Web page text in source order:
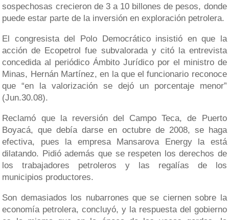
sospechosas crecieron de 3 a 10 billones de pesos, donde
puede estar parte de la inversión en exploración petrolera.
El congresista del Polo Democrático insistió en que la
acción de Ecopetrol fue subvalorada y citó la entrevista
concedida al periódico Ámbito Jurídico por el ministro de
Minas, Hernán Martínez, en la que el funcionario reconoce
que “en la valorización se dejó un porcentaje menor”
(Jun.30.08).
Reclamó que la reversión del Campo Teca, de Puerto
Boyacá, que debía darse en octubre de 2008, se haga
efectiva, pues la empresa Mansarova Energy la está
dilatando. Pidió además que se respeten los derechos de
los trabajadores petroleros y las regalías de los
municipios productores.
Son demasiados los nubarrones que se ciernen sobre la
economía petrolera, concluyó, y la respuesta del gobierno